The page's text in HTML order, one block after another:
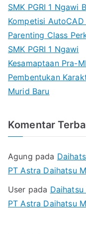
SMK PGRI 1 Ngawi
Kompetisi AutoCAD
Parenting Class
SMK PGRI 1 Ngawi
Kesamaptaan Pra-
Pembentukan
Murid Baru
Komentar
Agung pada
PT Astra Daihatsu
User pada
PT Astra Daihatsu